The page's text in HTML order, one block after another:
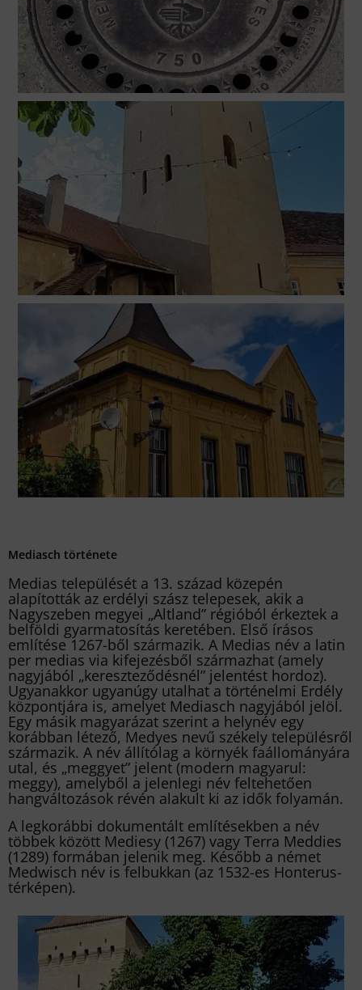
Mediasch története
Medias települését a 13. század közepén
alapították az erdélyi szász telepesek, akik a
Nagyszeben megyei „Altland” régióból érkeztek a
belföldi gyarmatosítás keretében. Első írásos
említése 1267-ből származik. A Medias név a latin
per medias via kifejezésből származhat (amely
nagyjából „kereszteződésnél” jelentést hordoz).
Ugyanakkor ugyanúgy utalhat a történelmi Erdély
központjára is, amelyet Mediasch nagyjából jelöl.
Egy másik magyarázat szerint a helynév egy
korábban létező, Medyes nevű székely településről
származik. A név állítólag a környék faállományára
utal, és „meggyet” jelent (modern magyarul:
meggy), amelyből a jelenlegi név feltehetően
hangváltozások révén alakult ki az idők folyamán.
A legkorábbi dokumentált említésekben a név
többek között Mediesy (1267) vagy Terra Meddies
(1289) formában jelenik meg. Később a német
Medwisch név is felbukkan (az 1532-es Honterus-
térképen).